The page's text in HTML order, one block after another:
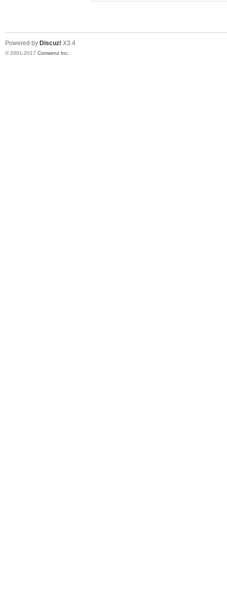
Powered by Discuz! X3.4
© 2001-2017 Comsenz Inc.